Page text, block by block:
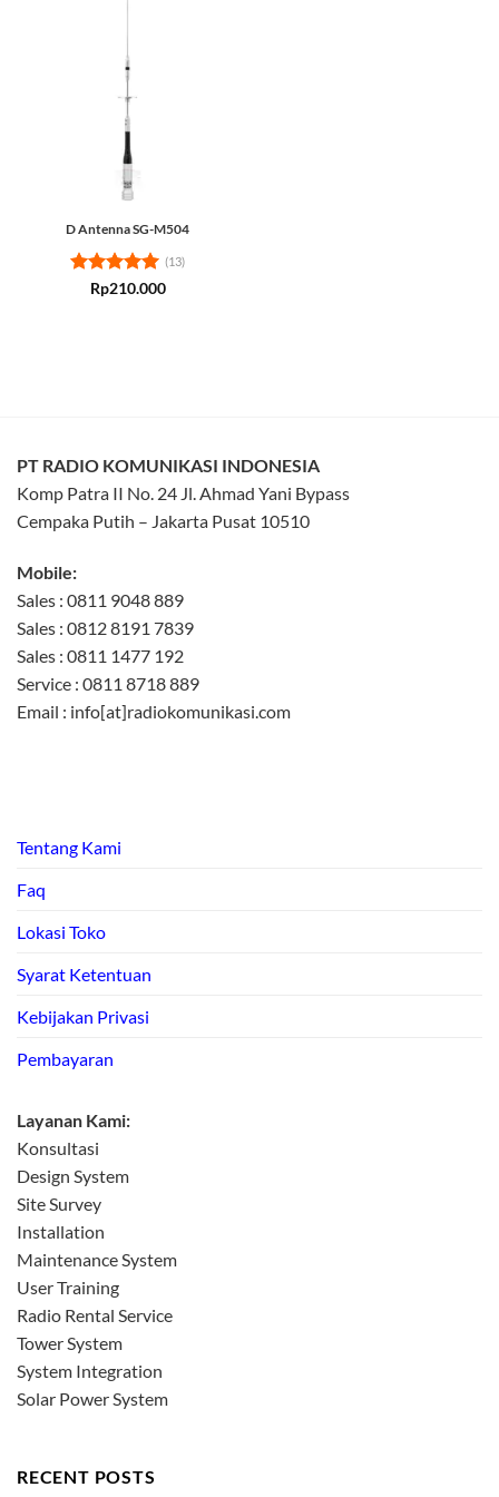
D Antenna SG-M504
Rated5
(13)
Rp210.000
PT RADIO KOMUNIKASI INDONESIA
Komp Patra II No. 24 Jl. Ahmad Yani Bypass
Cempaka Putih – Jakarta Pusat 10510
Mobile:
Sales : 0811 9048 889
Sales : 0812 8191 7839
Sales : 0811 1477 192
Service : 0811 8718 889
Email : info[at]radiokomunikasi.com
Tentang Kami
Faq
Lokasi Toko
Syarat Ketentuan
Kebijakan Privasi
Pembayaran
Layanan Kami:
Konsultasi
Design System
Site Survey
Installation
Maintenance System
User Training
Radio Rental Service
Tower System
System Integration
Solar Power System
RECENT POSTS